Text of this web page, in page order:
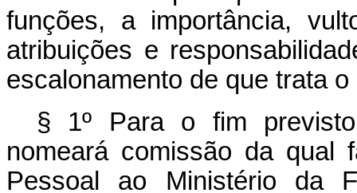
funções, a importância,
atribuições e
escalonamento de que trata o
§ 1º Para o fim
nomeará comissão da qual
Pessoal ao Ministério da